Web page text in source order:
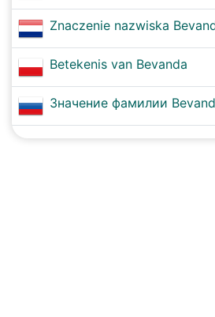
Znaczenie nazwiska
Betekenis van Bevanda
Значение фамилии